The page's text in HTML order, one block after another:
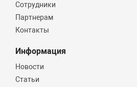
Сотрудники
Партнерам
Контакты
Информация
Новости
Статьи